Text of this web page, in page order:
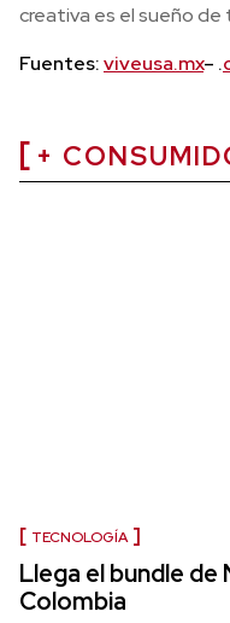
creativa es el sueño de
Fuentes:viveusa.mx– .
+
TECNOLOGÍA
Llega el bundle de
Colombia